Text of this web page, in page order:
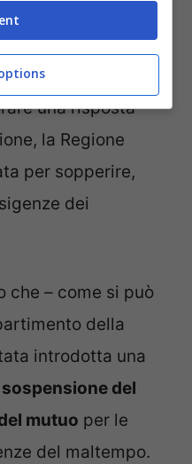
rischi per la
Governi facciano
una risposta
la Regione
per sopperire,
dei
che – come si può
della
introdotta una
sospensione del
mutuo per le
del maltempo.